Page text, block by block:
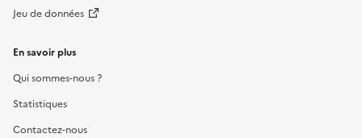
Jeu de données
En savoir plus
Qui sommes-nous ?
Statistiques
Contactez-nous